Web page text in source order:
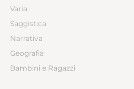
Varia
Saggistica
Narrativa
Geografia
Bambini e Ragazzi